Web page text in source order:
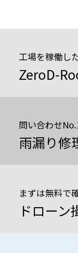
工場を稼働し
ZeroD-
問い合わせ
雨漏り修
まずは無料で
ドローン